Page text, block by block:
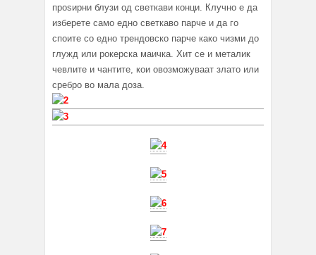
проѕирни блузи од светкави конци. Клучно е да
изберете само едно светкаво парче и да го
споите со едно трендовско парче како чизми до
глужд или рокерска маичка. Хит се и металик
чевлите и чантите, кои овозможуваат злато или
сребро во мала доза.